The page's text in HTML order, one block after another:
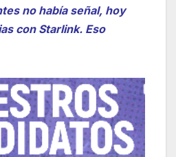
no había señal, hoy
con Starlink. Eso